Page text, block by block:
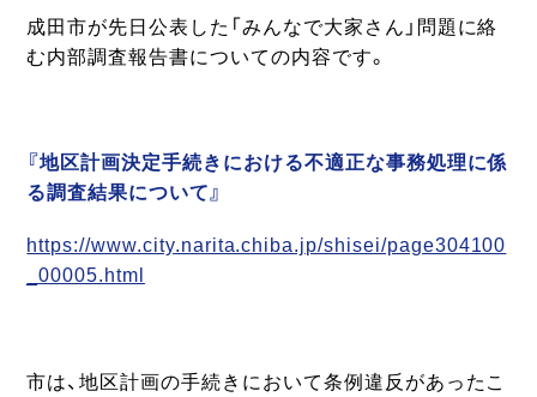
成田市が先日公表した「みんなで大家さん」問題に絡
む内部調査報告書についての内容です。
『地区計画決定手続きにおける不適正な事務処理に係
る調査結果について』
https://www.city.narita.chiba.jp/shisei/page304100
_00005.html
市は、地区計画の手続きにおいて条例違反があったこ